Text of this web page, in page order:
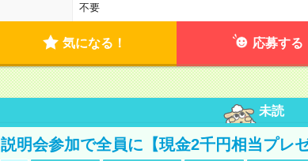
不要
気になる！ 応募する
未読
説明会参加で全員に【現金2千円相当プレ